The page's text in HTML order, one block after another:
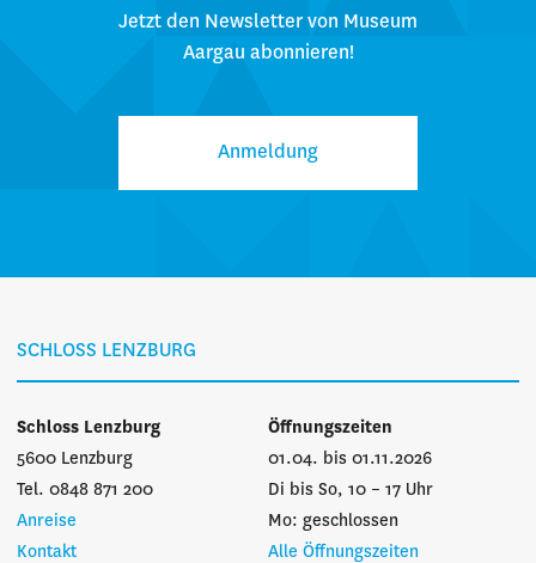
Jetzt den Newsletter von Museum
Aargau abonnieren!
Anmeldung
SCHLOSS LENZBURG
Schloss Lenzburg
5600 Lenzburg
Tel. 0848 871 200
Anreise
Kontakt
Öffnungszeiten
01.04. bis 01.11.2026
Di bis So, 10 – 17 Uhr
Mo: geschlossen
Alle Öffnungszeiten